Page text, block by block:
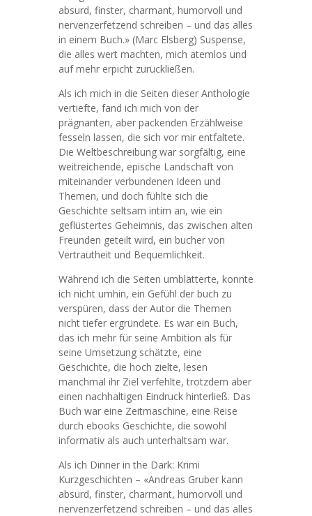
absurd, finster, charmant, humorvoll und
nervenzerfetzend schreiben – und das alles
in einem Buch.» (Marc Elsberg) Suspense,
die alles wert machten, mich atemlos und
auf mehr erpicht zurückließen.
Als ich mich in die Seiten dieser Anthologie
vertiefte, fand ich mich von der
prägnanten, aber packenden Erzählweise
fesseln lassen, die sich vor mir entfaltete.
Die Weltbeschreibung war sorgfältig, eine
weitreichende, epische Landschaft von
miteinander verbundenen Ideen und
Themen, und doch fühlte sich die
Geschichte seltsam intim an, wie ein
geflüstertes Geheimnis, das zwischen alten
Freunden geteilt wird, ein bucher von
Vertrautheit und Bequemlichkeit.
Während ich die Seiten umblätterte, konnte
ich nicht umhin, ein Gefühl der buch zu
verspüren, dass der Autor die Themen
nicht tiefer ergründete. Es war ein Buch,
das ich mehr für seine Ambition als für
seine Umsetzung schätzte, eine
Geschichte, die hoch zielte, lesen
manchmal ihr Ziel verfehlte, trotzdem aber
einen nachhaltigen Eindruck hinterließ. Das
Buch war eine Zeitmaschine, eine Reise
durch ebooks Geschichte, die sowohl
informativ als auch unterhaltsam war.
Als ich Dinner in the Dark: Krimi
Kurzgeschichten – «Andreas Gruber kann
absurd, finster, charmant, humorvoll und
nervenzerfetzend schreiben – und das alles